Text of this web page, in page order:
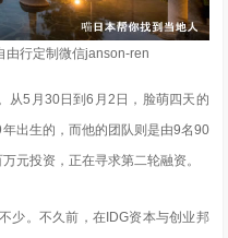
由行定制微信janson-ren
从5月30日到6月2日，脸萌四天的
出生的，而他的团队则是由9名90
元投资，正在寻求第二轮融资。
少。不久前，在IDG资本与创业邦